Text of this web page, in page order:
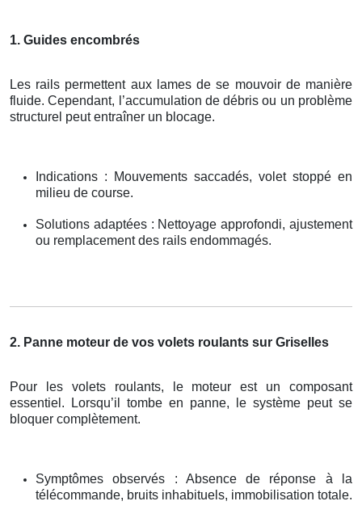
1. Guides encombrés
Les rails permettent aux lames de se mouvoir de manière
fluide. Cependant, l’accumulation de débris ou un problème
structurel peut entraîner un blocage.
Indications : Mouvements saccadés, volet stoppé en
milieu de course.
Solutions adaptées : Nettoyage approfondi, ajustement
ou remplacement des rails endommagés.
2. Panne moteur de vos volets roulants sur Griselles
Pour les volets roulants, le moteur est un composant
essentiel. Lorsqu’il tombe en panne, le système peut se
bloquer complètement.
Symptômes observés : Absence de réponse à la
télécommande, bruits inhabituels, immobilisation totale.